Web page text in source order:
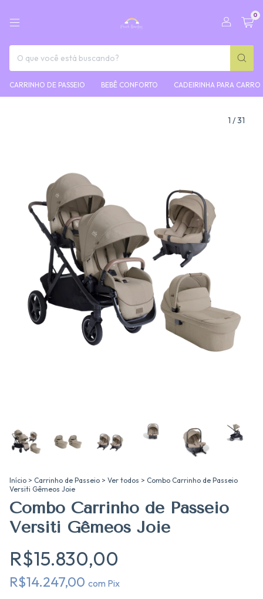
0
CARRINHO DE PASSEIO BEBÊ CONFORTO CADEIRINHA PARA CARRO
1 /31
Início > Carrinho de Passeio > Ver todos > Combo Carrinho de Passeio
Versiti Gêmeos Joie
Combo Carrinho de Passeio
Versiti Gêmeos Joie
R$15.830,00
R$14.247,00 com Pix